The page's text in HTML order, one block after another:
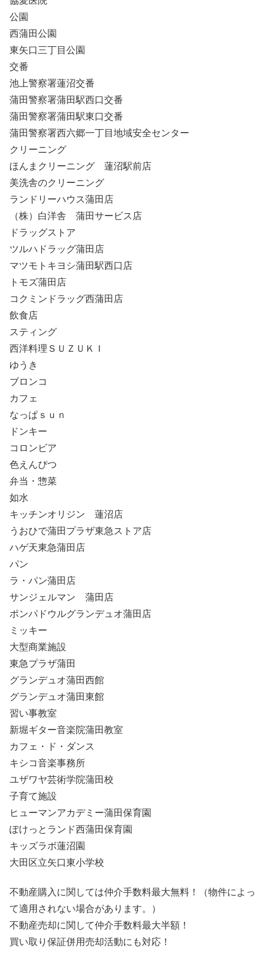
公園
西蒲田公園
東矢口三丁目公園
交番
池上警察署蓮沼交番
蒲田警察署蒲田駅西口交番
蒲田警察署蒲田駅東口交番
蒲田警察署西六郷一丁目地域安全センター
クリーニング
ほんまクリーニング 蓮沼駅前店
美洗舎のクリーニング
ランドリーハウス蒲田店
（株）白洋舎 蒲田サービス店
ドラッグストア
ツルハドラッグ蒲田店
マツモトキヨシ蒲田駅西口店
トモズ蒲田店
コクミンドラッグ西蒲田店
飲食店
スティング
西洋料理ＳＵＺＵＫＩ
ゆうき
ブロンコ
カフェ
なっぱｓｕｎ
ドンキー
コロンビア
色えんぴつ
弁当・惣菜
如水
キッチンオリジン 蓮沼店
うおひで蒲田プラザ東急ストア店
ハゲ天東急蒲田店
パン
ラ・パン蒲田店
サンジェルマン 蒲田店
ポンパドウルグランデュオ蒲田店
ミッキー
大型商業施設
東急プラザ蒲田
グランデュオ蒲田西館
グランデュオ蒲田東館
習い事教室
新堀ギター音楽院蒲田教室
カフェ・ド・ダンス
キシコ音楽事務所
ユザワヤ芸術学院蒲田校
子育て施設
ヒューマンアカデミー蒲田保育園
ぽけっとランド西蒲田保育園
キッズラボ蓮沼園
大田区立矢口東小学校
不動産購入に関しては仲介手数料最大無料！（物件によっ
て適用されない場合があります。）
不動産売却に関して仲介手数料最大半額！
買い取り保証併用売却活動にも対応！